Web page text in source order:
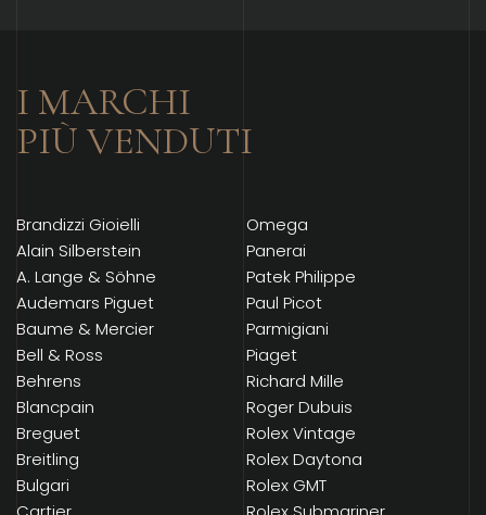
I MARCHI
PIÙ VENDUTI
Brandizzi Gioielli
Alain Silberstein
A. Lange & Söhne
Audemars Piguet
Baume & Mercier
Bell & Ross
Behrens
Blancpain
Breguet
Breitling
Bulgari
Omega
Panerai
Patek Philippe
Paul Picot
Parmigiani
Piaget
Richard Mille
Roger Dubuis
Rolex Vintage
Rolex Daytona
Rolex GMT